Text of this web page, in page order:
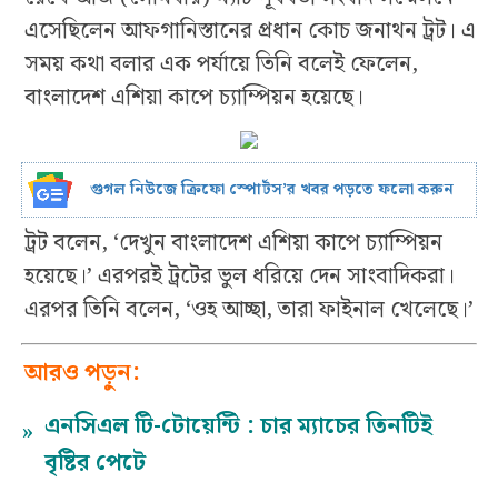
এসেছিলেন আফগানিস্তানের প্রধান কোচ জনাথন ট্রট। এ
সময় কথা বলার এক পর্যায়ে তিনি বলেই ফেলেন,
বাংলাদেশ এশিয়া কাপে চ্যাম্পিয়ন হয়েছে।
গুগল নিউজে ক্রিফো স্পোর্টস’র খবর পড়তে ফলো করুন
ট্রট বলেন, ‘দেখুন বাংলাদেশ এশিয়া কাপে চ্যাম্পিয়ন
হয়েছে।’ এরপরই ট্রটের ভুল ধরিয়ে দেন সাংবাদিকরা।
এরপর তিনি বলেন, ‘ওহ আচ্ছা, তারা ফাইনাল খেলেছে।’
আরও পড়ুন:
» এনসিএল টি-টোয়েন্টি : চার ম্যাচের তিনটিই
বৃষ্টির পেটে